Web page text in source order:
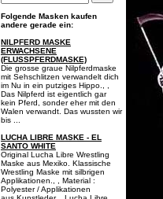
Folgende Masken kaufen
andere gerade ein:
NILPFERD MASKE
ERWACHSENE
(FLUSSPFERDMASKE)
Die grosse graue Nilpferdmaske
mit Sehschlitzen verwandelt dich
im Nu in ein putziges Hippo., ,
Das Nilpferd ist eigentlich gar
kein Pferd, sonder eher mit den
Walen verwandt. Das wussten wir
bis ...
LUCHA LIBRE MASKE - EL
SANTO WHITE
Original Lucha Libre Wrestling
Maske aus Mexiko. Klassische
Wrestling Maske mit silbrigen
Applikationen., , Material :
Polyester / Applikationen